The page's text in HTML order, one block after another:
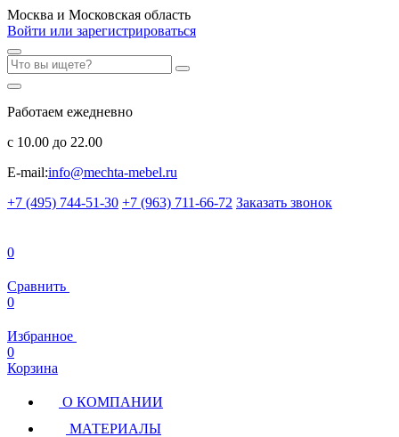
Москва и Московская область
Войти или зарегистрироваться
Работаем ежедневно
с 10.00 до 22.00
E-mail:info@mechta-mebel.ru
+7 (495) 744-51-30 +7 (963) 711-66-72 Заказать звонок
0
Сравнить
0
Избранное
0
Корзина
О КОМПАНИИ
МАТЕРИАЛЫ